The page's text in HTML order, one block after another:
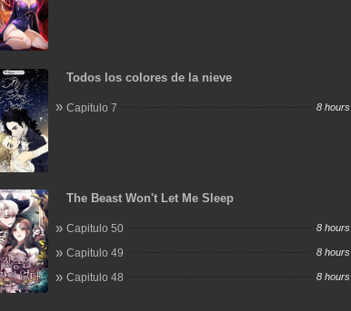
Todos los colores de la nieve
Capitulo 7 8 hours
The Beast Won't Let Me Sleep
Capitulo 50 8 hours
Capitulo 49 8 hours
Capitulo 48 8 hours